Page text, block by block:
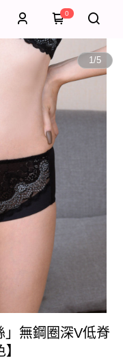
0
1/5
」無鋼圈深V低脊